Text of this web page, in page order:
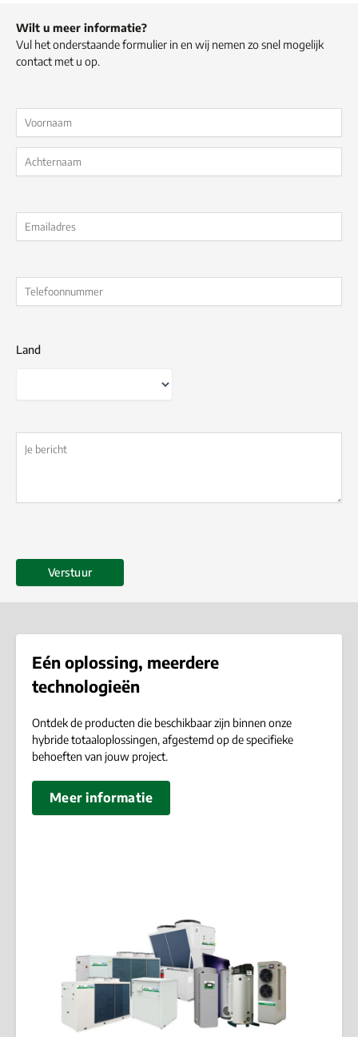
Wilt u meer informatie?
Vul het onderstaande formulier in en wij nemen zo snel mogelijk
contact met u op.
Naam(Vereist)
Eerste
Land
Eén oplossing, meerdere
technologieën
Ontdek de producten die beschikbaar zijn binnen onze
hybride totaaloplossingen, afgestemd op de specifieke
behoeften van jouw project.
Meer informatie